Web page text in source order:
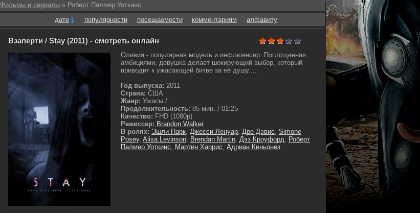
Фильмы и сериалы » Роберт Палмер Уоткинс
дате
популярности посещаемости комментариям алфавиту
Взаперти / Stay (2011) - смотреть онлайн
Оливия - популярная модель и инфлюенсер. Поглощенная
амбициями, девушка делает шокирующий выбор, который
приводит к ужасающей битве за её душу....
Год выпуска: 2011
Страна: США
Жанр: Ужасы / .
Продолжительность: 85 мин. / 01:25
Качество: FHD (1080p)
Режиссер: Brandon Walker
В ролях: Эшли Парк, Джесси Ленуар, Дре Дэвис, Simone
Posey, Alisa Levinson, Brendan Martin, Дэз Кроуфорд, Роберт
Палмер Уоткинс, Мартин Харрис, Адриан Киньонез